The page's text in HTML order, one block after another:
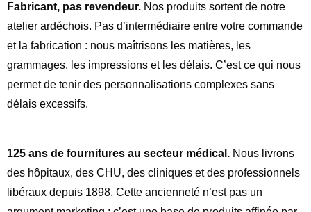
Fabricant, pas revendeur. Nos produits sortent de notre
atelier ardéchois. Pas d’intermédiaire entre votre commande
et la fabrication : nous maîtrisons les matières, les
grammages, les impressions et les délais. C’est ce qui nous
permet de tenir des personnalisations complexes sans
délais excessifs.
125 ans de fournitures au secteur médical. Nous livrons
des hôpitaux, des CHU, des cliniques et des professionnels
libéraux depuis 1898. Cette ancienneté n’est pas un